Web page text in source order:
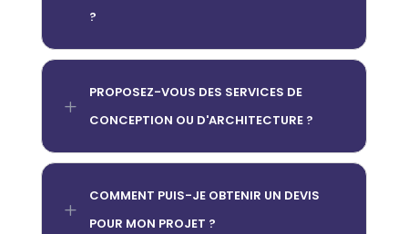
?
L
PROPOSEZ-VOUS DES SERVICES DE
CONCEPTION OU D'ARCHITECTURE ?
L
COMMENT PUIS-JE OBTENIR UN DEVIS
POUR MON PROJET ?